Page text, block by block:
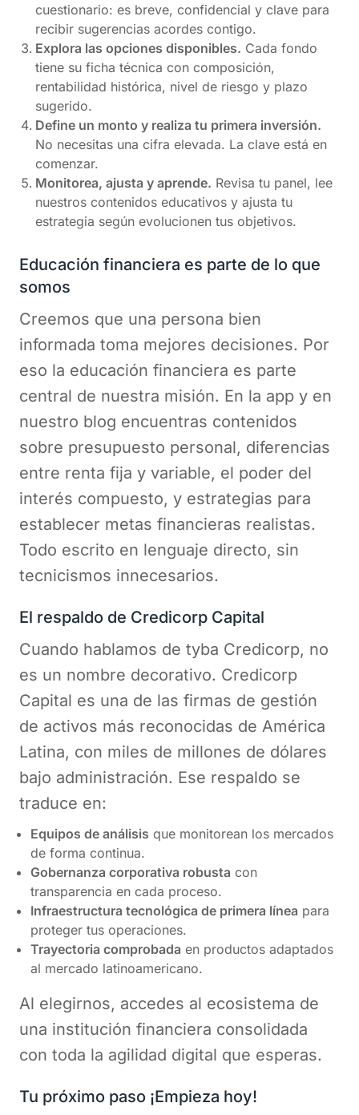
cuestionario: es breve, confidencial y clave para
recibir sugerencias acordes contigo.
Explora las opciones disponibles. Cada fondo
tiene su ficha técnica con composición,
rentabilidad histórica, nivel de riesgo y plazo
sugerido.
Define un monto y realiza tu primera inversión.
No necesitas una cifra elevada. La clave está en
comenzar.
Monitorea, ajusta y aprende. Revisa tu panel, lee
nuestros contenidos educativos y ajusta tu
estrategia según evolucionen tus objetivos.
Educación financiera es parte de lo que
somos
Creemos que una persona bien
informada toma mejores decisiones. Por
eso la educación financiera es parte
central de nuestra misión. En la app y en
nuestro blog encuentras contenidos
sobre presupuesto personal, diferencias
entre renta fija y variable, el poder del
interés compuesto, y estrategias para
establecer metas financieras realistas.
Todo escrito en lenguaje directo, sin
tecnicismos innecesarios.
El respaldo de Credicorp Capital
Cuando hablamos de tyba Credicorp, no
es un nombre decorativo. Credicorp
Capital es una de las firmas de gestión
de activos más reconocidas de América
Latina, con miles de millones de dólares
bajo administración. Ese respaldo se
traduce en:
Equipos de análisis que monitorean los mercados
de forma continua.
Gobernanza corporativa robusta con
transparencia en cada proceso.
Infraestructura tecnológica de primera línea para
proteger tus operaciones.
Trayectoria comprobada en productos adaptados
al mercado latinoamericano.
Al elegirnos, accedes al ecosistema de
una institución financiera consolidada
con toda la agilidad digital que esperas.
Tu próximo paso ¡Empieza hoy!